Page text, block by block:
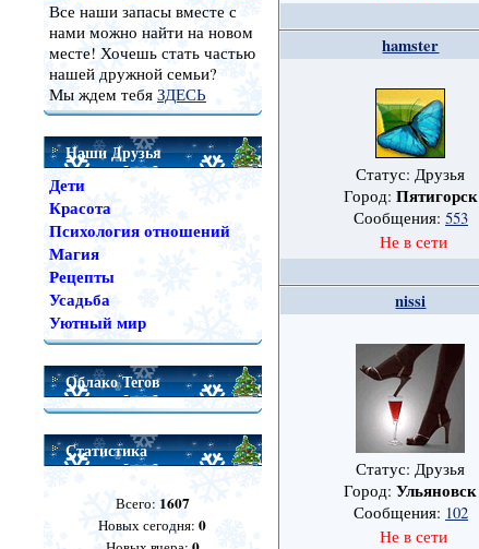
Все наши запасы вместе с
нами можно найти на новом
месте! Хочешь стать частью
нашей дружной семьи?
Мы ждем тебя ЗДЕСЬ
Наши Друзья
Дети
Красота
Психология отношений
Магия
Рецепты
Усадьба
Уютный мир
Облако Тегов
Статистика
Всего: 1607
Новых сегодня:0
hamster
Статус: Друзья
Город: Пятигорск
Сообщения: 553
Не в сети
nissi
Статус: Друзья
Город:Ульяновск
Сообщения: 102
Не в сети